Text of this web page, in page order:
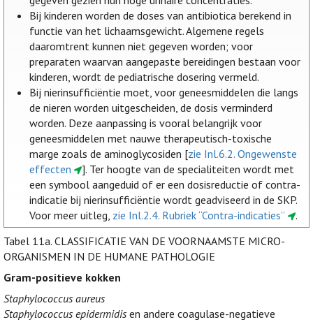
Bij kinderen worden de doses van antibiotica berekend in
functie van het lichaamsgewicht. Algemene regels
daaromtrent kunnen niet gegeven worden; voor
preparaten waarvan aangepaste bereidingen bestaan voor
kinderen, wordt de pediatrische dosering vermeld.
Bij nierinsufficiëntie moet, voor geneesmiddelen die langs
de nieren worden uitgescheiden, de dosis verminderd
worden. Deze aanpassing is vooral belangrijk voor
geneesmiddelen met nauwe therapeutisch-toxische
marge zoals de aminoglycosiden [zie Inl.6.2. Ongewenste
effecten
]. Ter hoogte van de specialiteiten wordt met
een symbool aangeduid of er een dosisreductie of contra-
indicatie bij nierinsufficiëntie wordt geadviseerd in de SKP.
Voor meer uitleg, zie Inl.2.4. Rubriek “Contra-indicaties”
.
Tabel 11a. CLASSIFICATIE VAN DE VOORNAAMSTE MICRO-
ORGANISMEN IN DE HUMANE PATHOLOGIE
Gram-positieve kokken
Staphylococcus aureus
Staphylococcus epidermidis en andere coagulase-negatieve